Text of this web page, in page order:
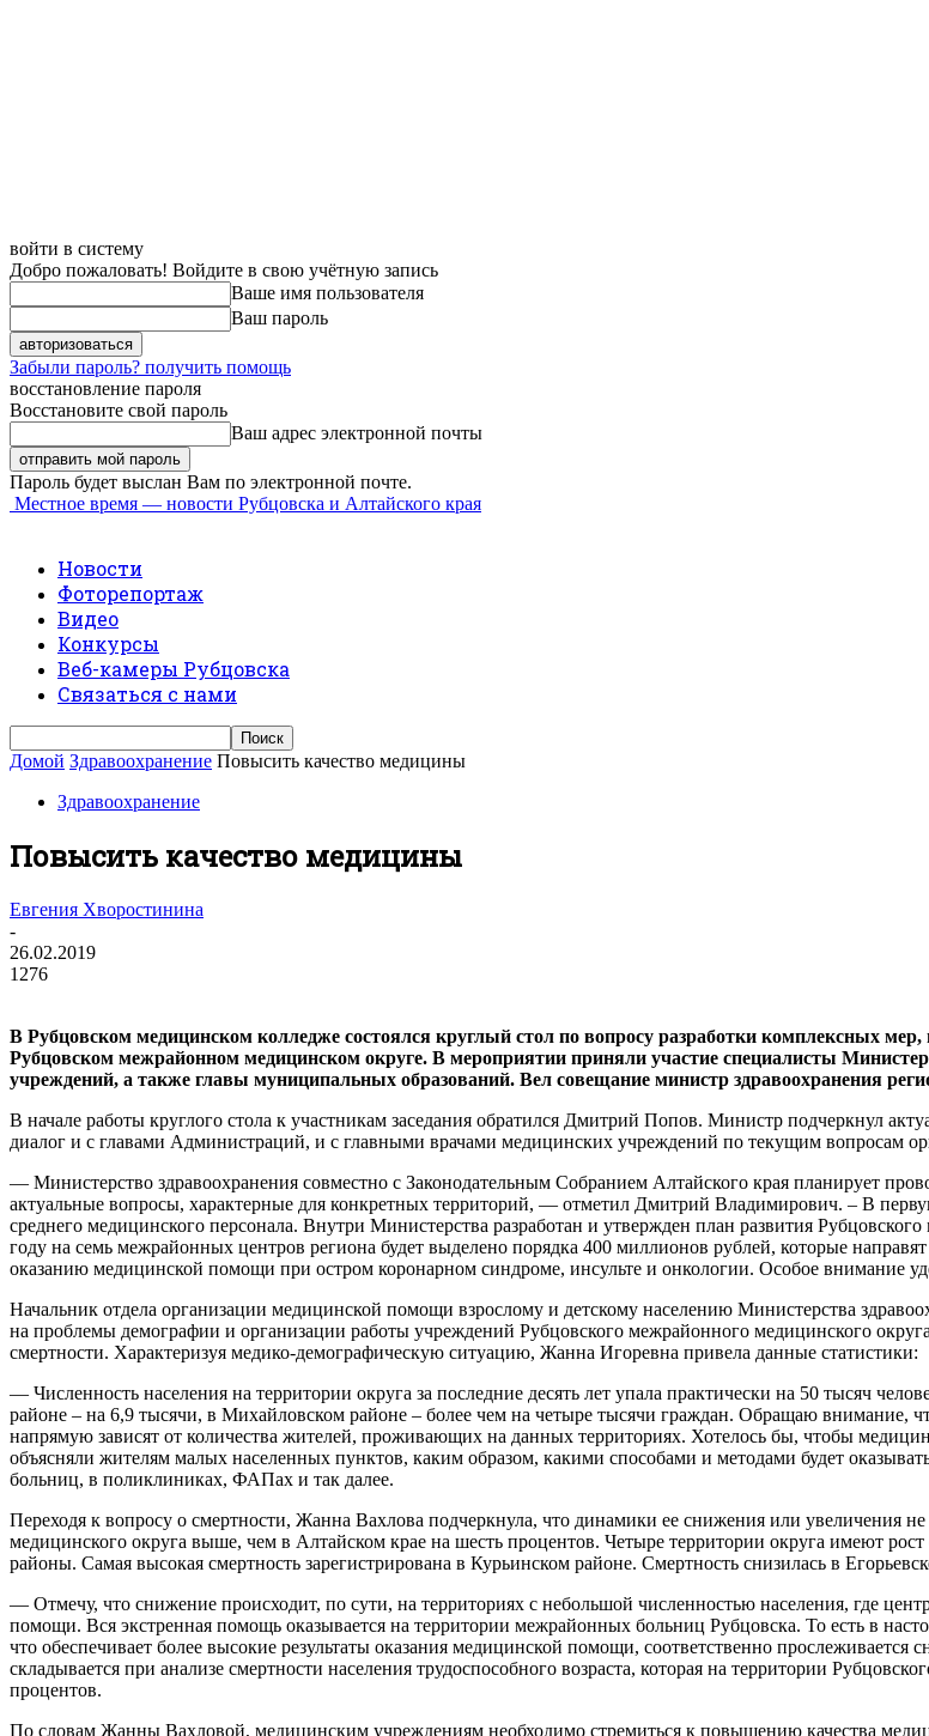
войти в систему
Добро пожаловать! Войдите в свою учётную запись
Ваше имя пользователя
Ваш пароль
Забыли пароль? получить помощь
восстановление пароля
Восстановите свой пароль
Ваш адрес электронной почты
Пароль будет выслан Вам по электронной почте.
Местное время — новости Рубцовска и Алтайского края
Новости
Фоторепортаж
Видео
Конкурсы
Веб-камеры Рубцовска
Связаться с нами
Домой Здравоохранение Повысить качество медицины
Здравоохранение
Повысить качество медицины
Евгения Хворостинина
-
26.02.2019
1276
В Рубцовском медицинском колледже состоялся круглый стол по вопросу разработки комплексных
Рубцовском межрайонном медицинском округе. В мероприятии приняли участие специалисты
учреждений, а также главы муниципальных образований. Вел совещание министр здравоохранения
В начале работы круглого стола к участникам заседания обратился Дмитрий Попов. Министр подчеркнул
диалог и с главами Администраций, и с главными врачами медицинских учреждений по текущим вопросам
— Министерство здравоохранения совместно с Законодательным Собранием Алтайского края планирует
актуальные вопросы, характерные для конкретных территорий, — отметил Дмитрий Владимирович. – В
среднего медицинского персонала. Внутри Министерства разработан и утвержден план развития
году на семь межрайонных центров региона будет выделено порядка 400 миллионов рублей, которые
оказанию медицинской помощи при остром коронарном синдроме, инсульте и онкологии. Особое внимание
Начальник отдела организации медицинской помощи взрослому и детскому населению Министерства
на проблемы демографии и организации работы учреждений Рубцовского межрайонного медицинского
смертности. Характеризуя медико-демографическую ситуацию, Жанна Игоревна привела данные статистики:
— Численность населения на территории округа за последние десять лет упала практически на 50 тысяч
районе – на 6,9 тысячи, в Михайловском районе – более чем на четыре тысячи граждан. Обращаю внимание,
напрямую зависят от количества жителей, проживающих на данных территориях. Хотелось бы, чтобы
объясняли жителям малых населенных пунктов, каким образом, какими способами и методами будет
больниц, в поликлиниках, ФАПах и так далее.
Переходя к вопросу о смертности, Жанна Вахлова подчеркнула, что динамики ее снижения или увеличения
медицинского округа выше, чем в Алтайском крае на шесть процентов. Четыре территории округа имеют
районы. Самая высокая смертность зарегистрирована в Курьинском районе. Смертность снизилась в
— Отмечу, что снижение происходит, по сути, на территориях с небольшой численностью населения, где
помощи. Вся экстренная помощь оказывается на территории межрайонных больниц Рубцовска. То есть в
что обеспечивает более высокие результаты оказания медицинской помощи, соответственно
складывается при анализе смертности населения трудоспособного возраста, которая на территории
процентов.
По словам Жанны Вахловой, медицинским учреждениям необходимо стремиться к повышению качества